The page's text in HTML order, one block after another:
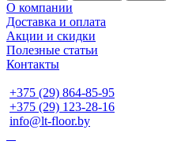
О компании
Доставка и оплата
Акции и скидки
Полезные статьи
Контакты
+375 (29) 864-85-95
+375 (29) 123-28-16
info@lt-floor.by